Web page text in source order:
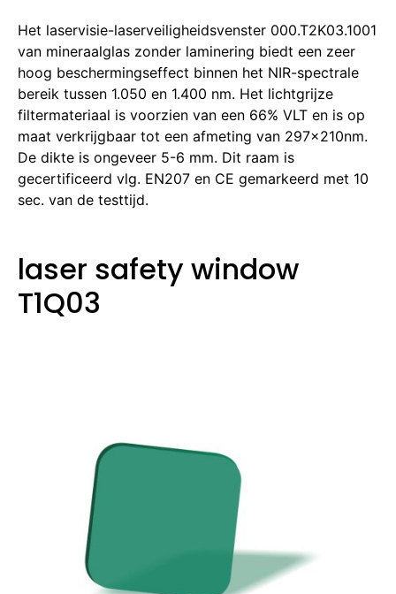
Het laservisie-laserveiligheidsvenster 000.T2K03.1001
van mineraalglas zonder laminering biedt een zeer
hoog beschermingseffect binnen het NIR-spectrale
bereik tussen 1.050 en 1.400 nm. Het lichtgrijze
filtermateriaal is voorzien van een 66% VLT en is op
maat verkrijgbaar tot een afmeting van 297x210nm.
De dikte is ongeveer 5-6 mm. Dit raam is
gecertificeerd vlg. EN207 en CE gemarkeerd met 10
sec. van de testtijd.
laser safety window
T1Q03